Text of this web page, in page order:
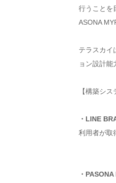
行うことを
ASONA
テラスカイ
ョン設計
【構築シス
・LINE
利用者が取
・